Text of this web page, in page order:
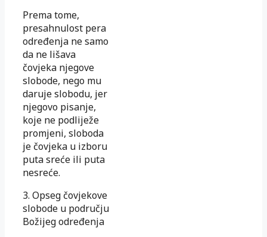
Prema tome,
presahnulost pera
određenja ne samo
da ne lišava
čovjeka njegove
slobode, nego mu
daruje slobodu, jer
njegovo pisanje,
koje ne podliježe
promjeni, sloboda
je čovjeka u izboru
puta sreće ili puta
nesreće.
3. Opseg čovjekove
slobode u području
Božijeg određenja